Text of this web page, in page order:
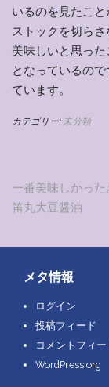
いるのを見たこ
ストックを切ら
美味しいと思っ
となっているの
ています。
カテゴリー: 未分類
投
稿
ナ
ビ
ゲ
ー
シ
一番美味しかっ
笛丸大豆醤油
メタ情報
ログイン
投稿フィード
コメントフィー
WordPress.org